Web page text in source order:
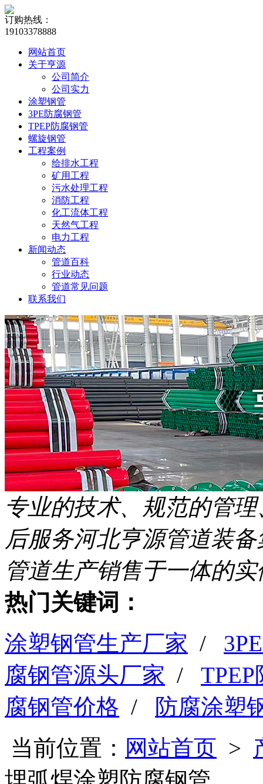
订购热线：
19103378888
网站首页
关于亨源
公司简介
公司实力
涂塑钢管
3PE防腐钢管
TPEP防腐钢管
螺旋钢管
工程案例
给排水工程
矿用工程
污水处理工程
消防工程
化工流体工程
天然气工程
电力工程
新闻动态
管道百科
行业动态
管道常见问题
联系我们
专业的技术、规范的管
后服务河北亨源管道装
管道生产销售于一体的
热门关键词：
涂塑钢管生产厂家 /
腐钢管源头厂家 /
腐钢管价格 /
防腐涂塑
当前位置： 网站首页 >